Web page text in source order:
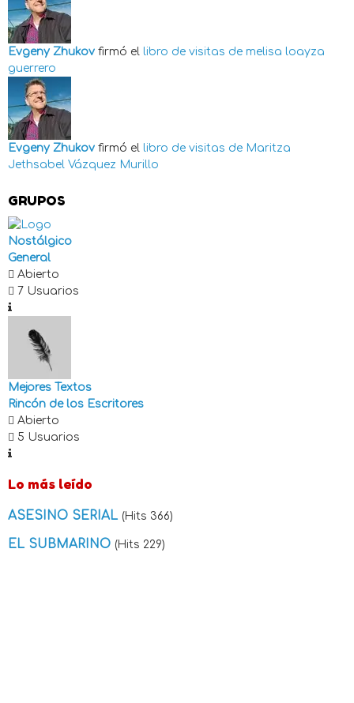
Evgeny Zhukov firmó el libro de visitas de melisa loayza
guerrero
Evgeny Zhukov firmó el libro de visitas de Maritza
Jethsabel Vázquez Murillo
GRUPOS
Nostálgico
General
Abierto
7 Usuarios
Mejores Textos
Rincón de los Escritores
Abierto
5 Usuarios
Lo más leído
ASESINO SERIAL (Hits 366)
EL SUBMARINO (Hits 229)